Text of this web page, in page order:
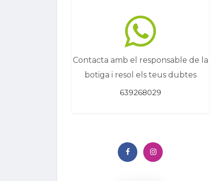
Contacta amb el responsable de la
botiga i resol els teus dubtes
639268029